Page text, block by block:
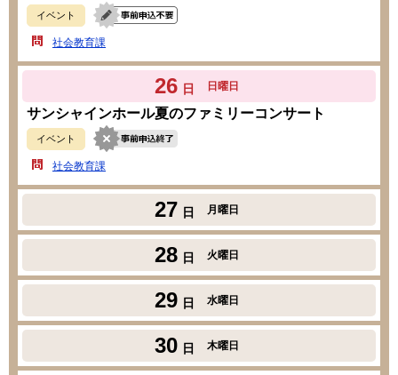
イベント
社会教育課
26 日 日曜日
サンシャインホール夏のファミリーコンサート
イベント
社会教育課
27 日 月曜日
28 日 火曜日
29 日 水曜日
30 日 木曜日